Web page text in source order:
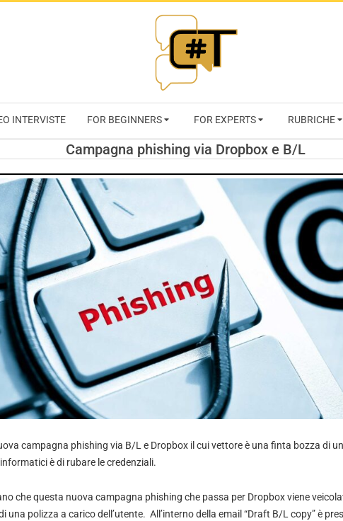
RIVISTA
TRENDS
INTERVISTE FOR BEGINNERS FOR EXPERTS RUBRICHE
Campagna phishing via Dropbox e B/L
campagna phishing via B/L e Dropbox il cui vettore è una finta bozza di
è di rubare le credenziali.
che questa nuova campagna phishing che passa per Dropbox viene
una polizza a carico dell’utente. All’interno della email “Draft B/L copy” è